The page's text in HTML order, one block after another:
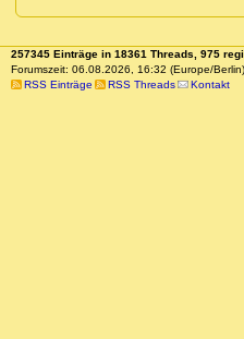
257345 Einträge in 18361 Threads, 975
Forumszeit: 06.08.2026, 16:32 (Europe/Berlin)
RSS Einträge
RSS Threads Kontakt